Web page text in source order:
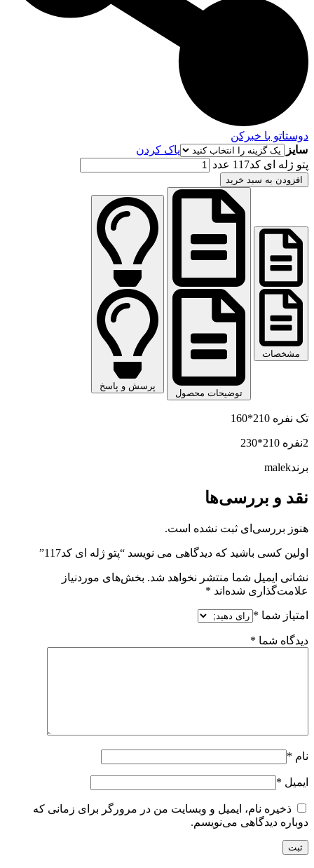
دوستاتو با خبرکن
سایز
پاک کردن
پتو ژله ای کد117 عدد
افزودن به سبد خرید
مشخصات
توضیحات محصول
پرسش و پاسخ
تک نفره 210*160
2نفره 210*230
برندmalek
نقد و بررسی‌ها
هنوز بررسی‌ای ثبت نشده است.
اولین کسی باشید که دیدگاهی می نویسد “پتو ژله ای کد117”
نشانی ایمیل شما منتشر نخواهد شد. بخش‌های موردنیاز
علامت‌گذاری شده‌اند *
امتیاز شما *
دیدگاه شما *
نام *
ایمیل *
ذخیره نام، ایمیل و وبسایت من در مرورگر برای زمانی که
دوباره دیدگاهی می‌نویسم.